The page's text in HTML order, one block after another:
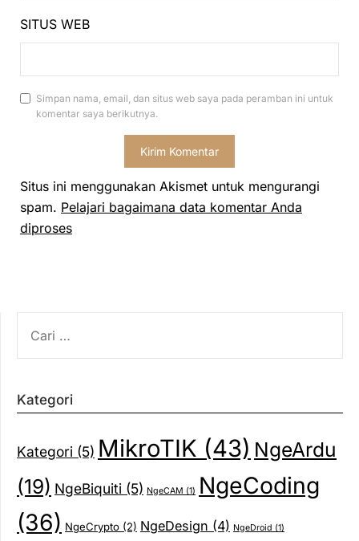
SITUS WEB
Simpan nama, email, dan situs web saya pada peramban ini untuk
komentar saya berikutnya.
Situs ini menggunakan Akismet untuk mengurangi
spam. Pelajari bagaimana data komentar Anda
diproses
UNTUK:
Kategori
Kategori (5) MikroTIK (43) NgeArdu
(19) NgeBiquiti (5) NgeCAM (1) NgeCoding
(36) NgeCrypto (2) NgeDesign (4) NgeDroid (1)